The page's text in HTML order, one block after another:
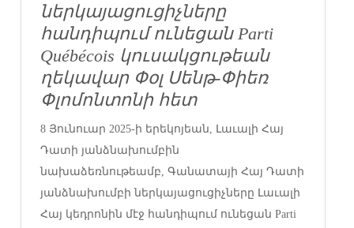
ներկայացուցիչները
հանդիպում ունեցան Parti
Québécois կուսակցութեան
ղեկավար Փօլ Սենթ-Փիեռ
Փլոմոնտոնի հետ
8 Յունուար 2025-ի երեկոյեան, Լաւալի Հայ
Դատի յանձնախումբին
նախաձեռնութեամբ, Գանատայի Հայ Դատի
յանձնախումբի ներկայացուցիչները Լաւալի
Հայ կեդրոնին մէջ հանդիպում ունեցան Parti